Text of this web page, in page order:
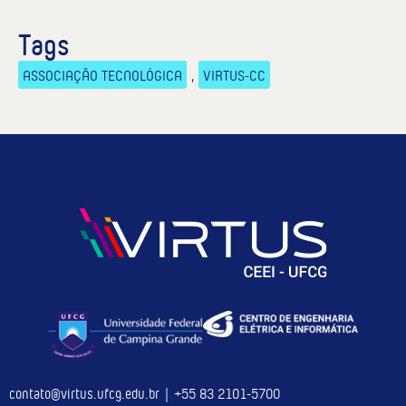
Tags
ASSOCIAÇÃO TECNOLÓGICA , VIRTUS-CC
contato@virtus.ufcg.edu.br | +55 83 2101-5700